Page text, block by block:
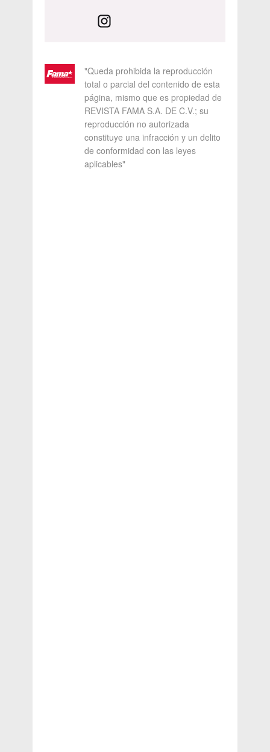
"Queda prohibida la reproducción
total o parcial del contenido de esta
página, mismo que es propiedad de
REVISTA FAMA S.A. DE C.V.; su
reproducción no autorizada
constituye una infracción y un delito
de conformidad con las leyes
aplicables"